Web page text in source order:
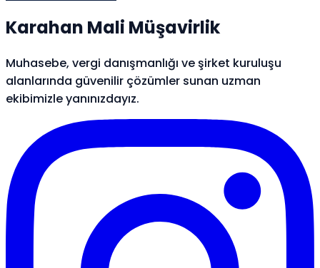
Karahan Mali Müşavirlik
Muhasebe, vergi danışmanlığı ve şirket kuruluşu
alanlarında güvenilir çözümler sunan uzman
ekibimizle yanınızdayız.